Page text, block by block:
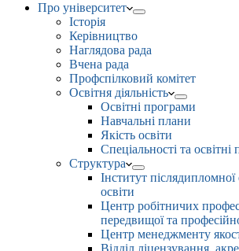
Про університет
Історія
Керівництво
Наглядова рада
Вчена рада
Профспілковий комітет
Освітня діяльність
Освітні програми
Навчальні плани
Якість освіти
Спеціальності та
Структура
Інститут післядипломної
освіти
Центр робітничих
передвищої та
Центр менеджменту
Відділ ліцензування,